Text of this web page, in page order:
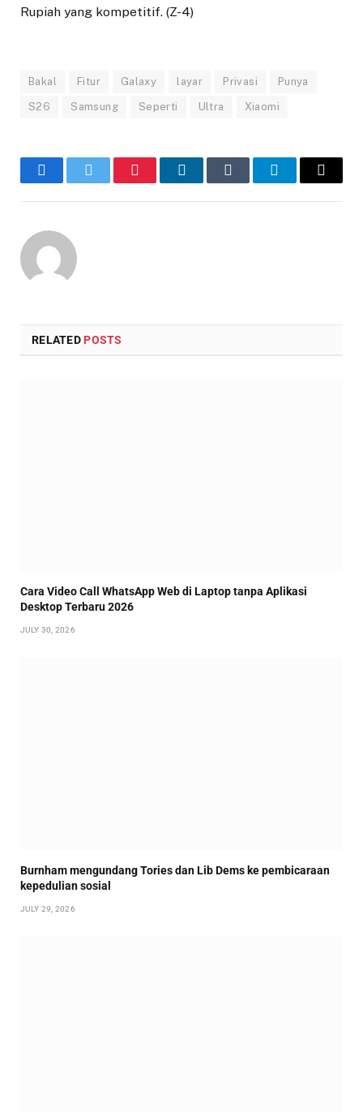
Rupiah yang kompetitif. (Z-4)
Bakal Fitur Galaxy layar Privasi Punya
S26 Samsung Seperti Ultra Xiaomi
FacebookTwitter PinterestLinkedInTumblr TelegramEmail
RELATED POSTS
Cara Video Call WhatsApp Web di Laptop tanpa Aplikasi
Desktop Terbaru 2026
JULY 30, 2026
Burnham mengundang Tories dan Lib Dems ke pembicaraan
kepedulian sosial
JULY 29, 2026